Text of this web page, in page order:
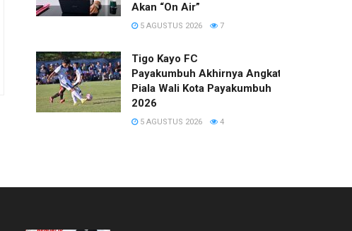
Akan “On Air”
5 AGUSTUS 2026 7
Tigo Kayo FC
Payakumbuh Akhirnya Angkat Trofi
Piala Wali Kota Payakumbuh
2026
5 AGUSTUS 2026 4